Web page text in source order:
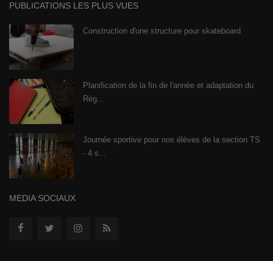
PUBLICATIONS LES PLUS VUES
Construction d'une structure pour skateboard
Planification de la fin de l'année et adaptation du
Règ...
Journée sportive pour nos élèves de la section TS
- 4 s...
MEDIA SOCIAUX